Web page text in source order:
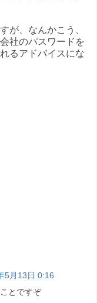
が、なんかこう、
社のパスワードを
るアドバイスにな
5月13日 0:16
とですぞ